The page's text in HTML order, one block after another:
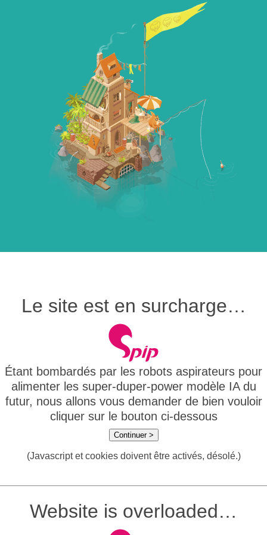
Le site est en surcharge…
Étant bombardés par les robots aspirateurs pour
alimenter les super-duper-power modèle IA du
futur, nous allons vous demander de bien vouloir
cliquer sur le bouton ci-dessous
Continuer >
(Javascript et cookies doivent être activés, désolé.)
Website is overloaded…